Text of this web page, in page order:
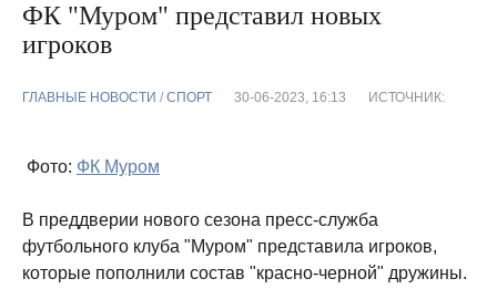
ФК "Муром" представил новых
игроков
ГЛАВНЫЕ НОВОСТИ / CПОРТ 30-06-2023, 16:13 ИСТОЧНИК:
Фото: ФК Муром
В преддверии нового сезона пресс-служба
футбольного клуба "Муром" представила игроков,
которые пополнили состав "красно-черной" дружины.